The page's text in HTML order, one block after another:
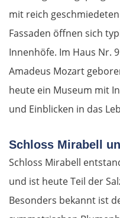
mit reich
Fassaden öffnen sich
Innenhöfe. Im Haus Nr.
Amadeus Mozart
heute ein Museum mit
und Einblicken in das
Schloss Mirabell
Schloss Mirabell
und ist heute Teil der
Besonders bekannt ist